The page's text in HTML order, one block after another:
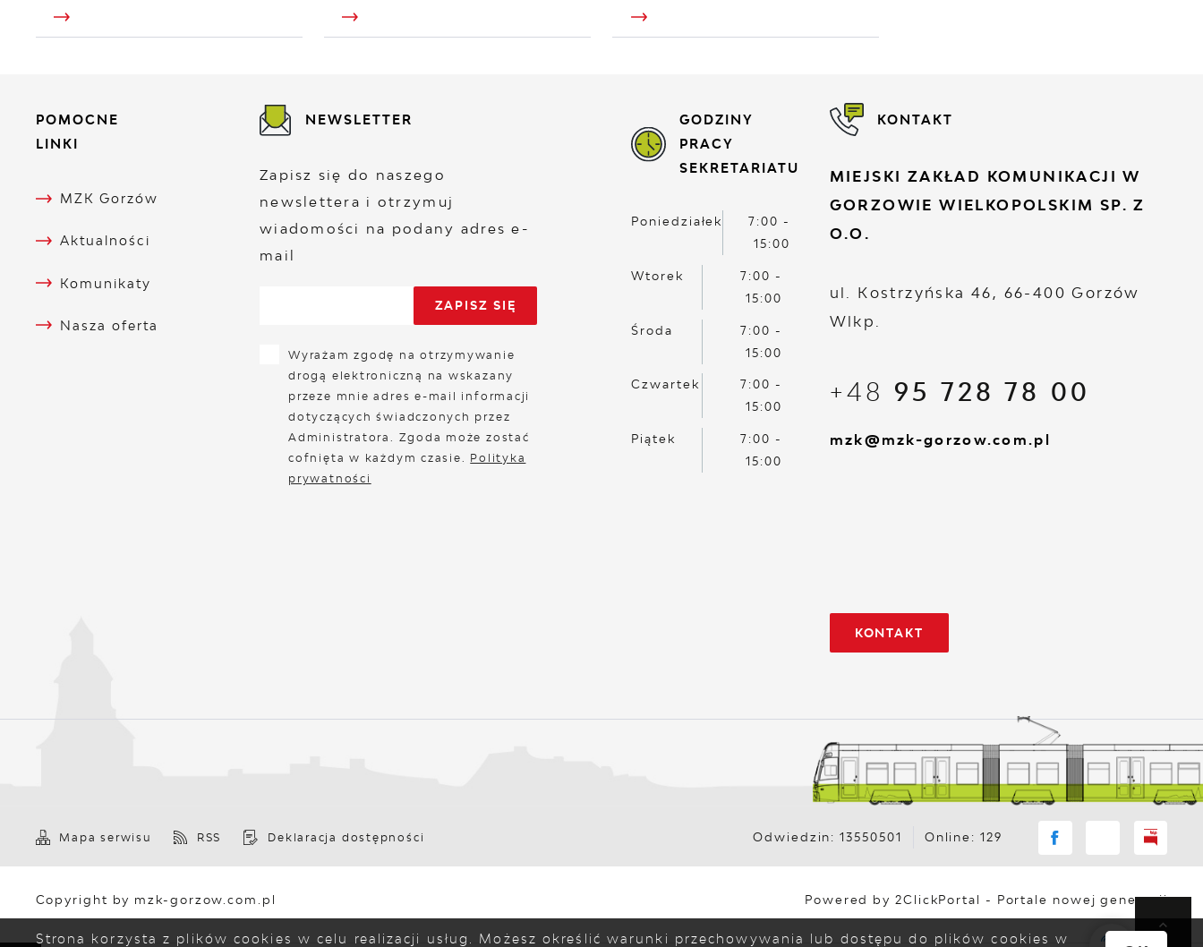
POMOCNE
LINKI
MZK Gorzów
Aktualności
Komunikaty
Nasza oferta
NEWSLETTER
Zapisz się do naszego
newslettera i otrzymuj
wiadomości na podany adres e-
mail
Wyrażam zgodę na otrzymywanie
drogą elektroniczną na wskazany
przeze mnie adres e-mail informacji
dotyczących świadczonych przez
Administratora. Zgoda może zostać
cofnięta w każdym czasie. Polityka
prywatności
GODZINY
PRACY
SEKRETARIATU
Poniedziałek
7:00 -
15:00
Wtorek
7:00 -
15:00
Środa
7:00 -
15:00
Czwartek
7:00 -
15:00
Piątek
7:00 -
15:00
KONTAKT
MIEJSKI ZAKŁAD KOMUNIKACJI W
GORZOWIE WIELKOPOLSKIM SP. Z
O.O.
ul. Kostrzyńska 46, 66-400 Gorzów
Wlkp.
+48 95 728 78 00
mzk@mzk-gorzow.com.pl
KONTAKT
Mapa serwisu RSS Deklaracja dostępności Odwiedzin: 13550501 Online: 129
Copyright by mzk-gorzow.com.pl Powered by2ClickPortal - Portale nowej generacji
Strona korzysta z plików cookies w celu realizacji usług. Możesz określić warunki przechowywania lub dostępu do plików cookies w